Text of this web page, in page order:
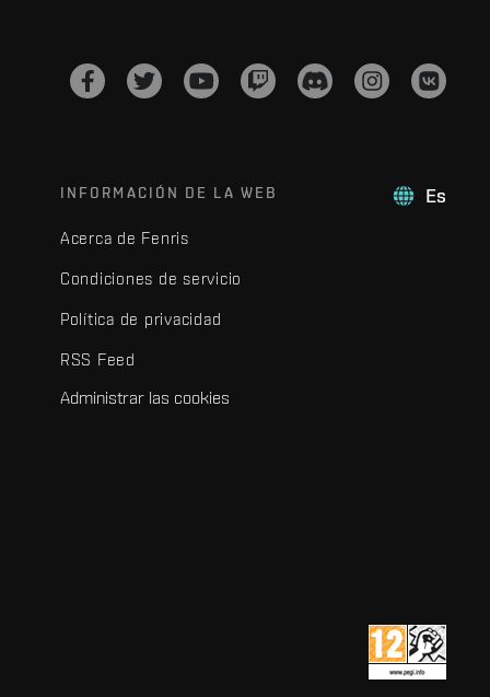
Es
INFORMACIÓN DE LA WEB
Acerca de Fenris
Condiciones de servicio
Política de privacidad
RSS Feed
Administrar las cookies